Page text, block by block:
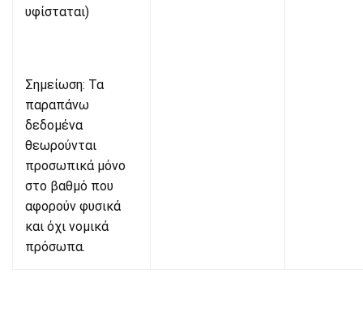
υφίσταται)
Σημείωση: Τα
παραπάνω
δεδομένα
θεωρούνται
προσωπικά μόνο
στο βαθμό που
αφορούν φυσικά
και όχι νομικά
πρόσωπα.